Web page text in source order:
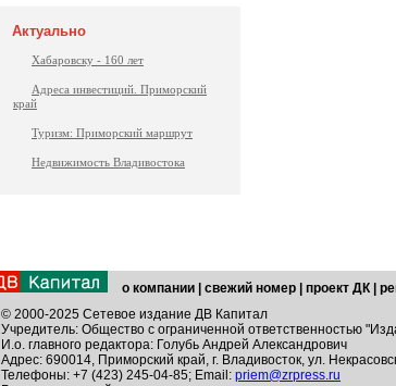
Актуально
Хабаровску - 160 лет
Адреса инвестиций. Приморский
край
Туризм: Приморский маршрут
Недвижимость Владивостока
о компании свежий номер проект ДК
© 2000-2025 Сетевое издание ДВ Капитал
Учредитель: Общество с ограниченной ответственностью
И.о. главного редактора: Голубь Андрей Александрович
Адрес: 690014, Приморский край, г. Владивосток, ул.
Телефоны: +7 (423) 245-04-85; Email: priem@zrpress.ru